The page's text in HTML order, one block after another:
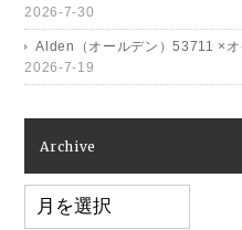
2026-7-30
Alden（オールデン）53711 ×
2026-7-19
Archive
Archive